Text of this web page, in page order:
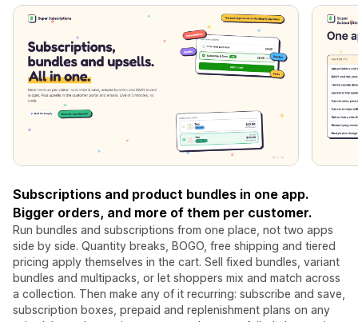
Subscriptions and product bundles in one app.
Bigger orders, and more of them per customer.
Run bundles and subscriptions from one place, not two apps
side by side. Quantity breaks, BOGO, free shipping and tiered
pricing apply themselves in the cart. Sell fixed bundles, variant
bundles and multipacks, or let shoppers mix and match across
a collection. Then make any of it recurring: subscribe and save,
subscription boxes, prepaid and replenishment plans on any